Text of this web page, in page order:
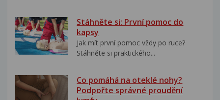
Stáhněte si: První pomoc do
kapsy
Jak mít první pomoc vždy po ruce?
Stáhněte si praktického...
Co pomáhá na oteklé nohy?
Podpořte správné proudění